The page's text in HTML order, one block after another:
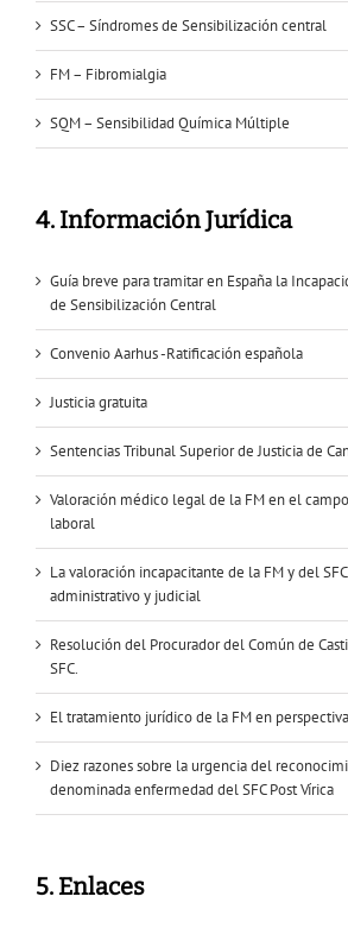
SSC – Síndromes de Sensibilización central
FM – Fibromialgia
SQM – Sensibilidad Química Múltiple
4. Información Jurídica
Guía breve para tramitar en España la
de Sensibilización Central
Convenio Aarhus -Ratificación española
Justicia gratuita
Sentencias Tribunal Superior de Justicia de
Valoración médico legal de la FM en el
laboral
La valoración incapacitante de la FM y del
administrativo y judicial
Resolución del Procurador del Común de
SFC.
El tratamiento jurídico de la FM en
Diez razones sobre la urgencia del
denominada enfermedad del SFC Post Vírica
5. Enlaces